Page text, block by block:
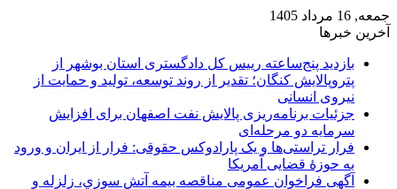
جمعه, 16 مرداد 1405
آخرین خبرها
بازدید پنج‌ساعته رییس کل دادگستری استان بوشهر از
پتروپالایش کنگان؛ تقدیر از روند توسعه، تولید و حمایت از
نیروی انسانی
جزئیات برنامه‌ریزی پالایش نفت اصفهان برای افزایش
سرمایه دو مرحله‌ای
فرار تراستی‌ها و یک پارادوکس حقوقی: فرار از ایران و ورود
به حوزۀ قضایی آمریکا
آگهی فراخوان عمومی مناقصه بيمه آتش سوزي، زلزله و